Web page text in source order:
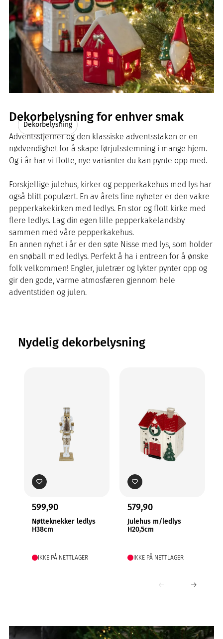
Dekorbelysning
Dekorbelysning for enhver smak
Adventsstjerner og den klassiske adventsstaken er en
nødvendighet for å skape førjulsstemning i mange hjem.
Og i år har vi flotte, nye varianter du kan pynte opp med.
Forskjellige julehus, kirker og pepperkakehus med lys har
også blitt populært. En av årets fine nyheter er den vakre
pepperkakekirken med ledlys. En stor og flott kirke med
flere ledlys. Lag din egen lille pepperkakelandsby
sammen med våre pepperkakehus.
En annen nyhet i år er den søte Nisse med lys, som holder
en snøball med ledlys. Perfekt å ha i entreen for å ønske
folk velkommen! Engler, juletrær og lykter pynter opp og
gir den gode, varme atmosfæren gjennom hele
adventstiden og julen.
Nydelig dekorbelysning
599,90
Nøtteknekker ledlys
H38cm
IKKE PÅ NETTLAGER
579,90
Julehus m/ledlys
H20,5cm
IKKE PÅ NETTLAGER